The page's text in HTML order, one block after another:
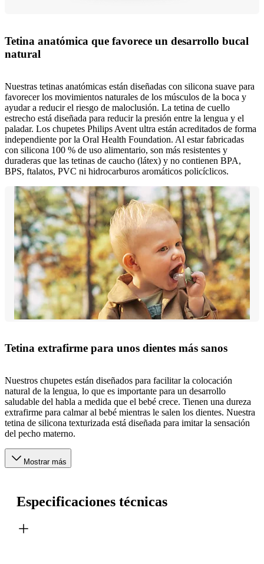
Tetina anatómica que favorece un desarrollo bucal
natural
Nuestras tetinas anatómicas están diseñadas con silicona suave para
favorecer los movimientos naturales de los músculos de la boca y
ayudar a reducir el riesgo de maloclusión. La tetina de cuello
estrecho está diseñada para reducir la presión entre la lengua y el
paladar. Los chupetes Philips Avent ultra están acreditados de forma
independiente por la Oral Health Foundation. Al estar fabricadas
con silicona 100 % de uso alimentario, son más resistentes y
duraderas que las tetinas de caucho (látex) y no contienen BPA,
BPS, ftalatos, PVC ni hidrocarburos aromáticos policíclicos.
Tetina extrafirme para unos dientes más sanos
Nuestros chupetes están diseñados para facilitar la colocación
natural de la lengua, lo que es importante para un desarrollo
saludable del habla a medida que el bebé crece. Tienen una dureza
extrafirme para calmar al bebé mientras le salen los dientes. Nuestra
tetina de silicona texturizada está diseñada para imitar la sensación
del pecho materno.
Mostrar más
Especificaciones técnicas